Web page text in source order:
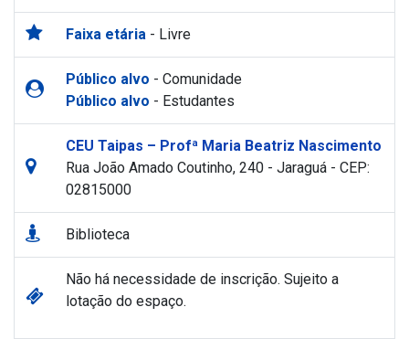
Faixa etária - Livre
Público alvo - Comunidade
Público alvo - Estudantes
CEU Taipas – Profª Maria Beatriz Nascimento
Rua João Amado Coutinho, 240 - Jaraguá - CEP:
02815000
Biblioteca
Não há necessidade de inscrição. Sujeito a
lotação do espaço.